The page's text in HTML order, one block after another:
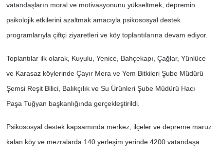
vatandaşların moral ve motivasyonunu yükseltmek, depremin
psikolojik etkilerini azaltmak amacıyla psikososyal destek
programlarıyla çiftçi ziyaretleri ve köy toplantılarına devam ediyor.
Toplantılar ilk olarak, Kuyulu, Yenice, Bahçekapı, Çağlar, Yünlüce
ve Karasaz köylerinde Çayır Mera ve Yem Bitkileri Şube Müdürü
Şemsi Reşit Bilici, Balıkçılık ve Su Ürünleri Şube Müdürü Hacı
Paşa Tuğyan başkanlığında gerçekleştirildi.
Psikososyal destek kapsamında merkez, ilçeler ve depreme maruz
kalan köy ve mezralarda 140 yerleşim yerinde 4200 vatandaşa